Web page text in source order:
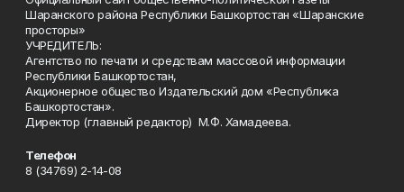
Шаранского района Республики Башкортостан «Шаранские
просторы»
УЧРЕДИТЕЛЬ:
Агентство по печати и средствам массовой информации
Республики Башкортостан,
Акционерное общество Издательский дом «Республика
Башкортостан».
Директор (главный редактор) М.Ф. Хамадеева.
Телефон
8 (34769) 2-14-08